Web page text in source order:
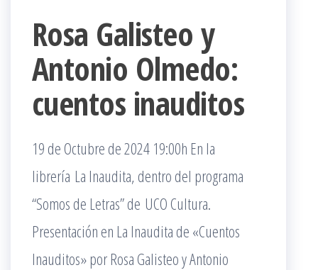
Rosa Galisteo y
Antonio Olmedo:
cuentos inauditos
19 de Octubre de 2024 19:00h En la
librería La Inaudita, dentro del programa
“Somos de Letras” de UCO Cultura.
Presentación en La Inaudita de «Cuentos
Inauditos» por Rosa Galisteo y Antonio